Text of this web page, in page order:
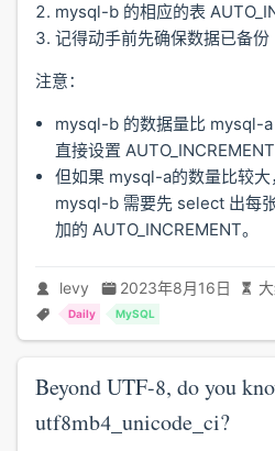
mysql-b 的相应的表
记得动手前先确保数据已备份
注意：
mysql-b 的数据量比 mysql-
直接设置 AUTO_INCREMENT
但如果 mysql-a的数量比较
mysql-b 需要先 select 出每
加的 AUTO_INCREMENT。
levy 2023年8月16日
Daily MySQL
Beyond UTF-8, do you
utf8mb4_unicode_ci?